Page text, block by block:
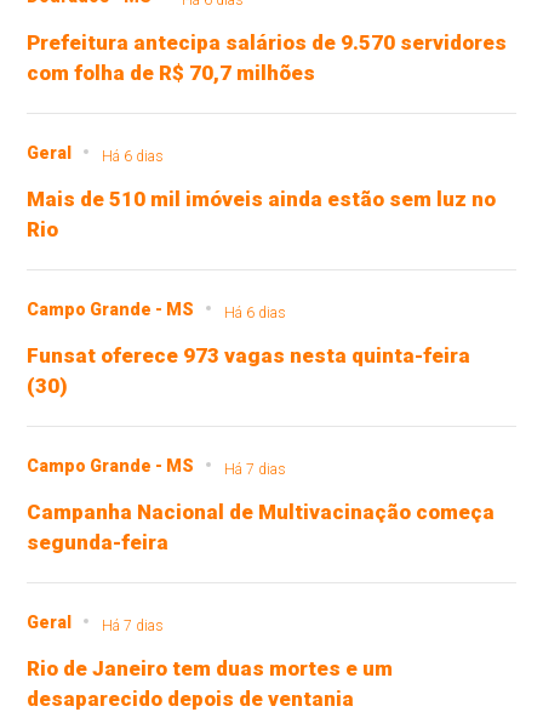
Prefeitura antecipa salários de 9.570 servidores
com folha de R$ 70,7 milhões
Geral Há 6 dias
Mais de 510 mil imóveis ainda estão sem luz no
Rio
Campo Grande - MS Há 6 dias
Funsat oferece 973 vagas nesta quinta-feira
(30)
Campo Grande - MS Há 7 dias
Campanha Nacional de Multivacinação começa
segunda-feira
Geral Há 7 dias
Rio de Janeiro tem duas mortes e um
desaparecido depois de ventania